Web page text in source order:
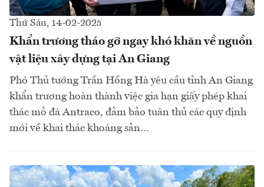
Thứ Sáu, 14-02-2025
Khẩn trương tháo gỡ ngay khó khăn về nguồn
vật liệu xây dựng tại An Giang
Phó Thủ tướng Trần Hồng Hà yêu cầu tỉnh An Giang
khẩn trương hoàn thành việc gia hạn giấy phép khai
thác mỏ đá Antraco, đảm bảo tuân thủ các quy định
mới về khai thác khoáng sản…